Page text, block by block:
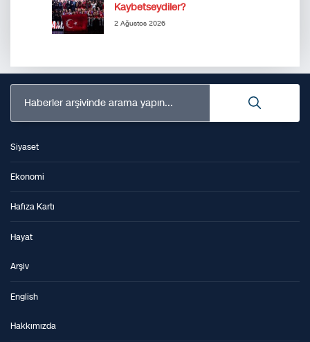
Kaybetseydiler?
2 Ağustos 2026
Haberler arşivinde arama yapın...
Siyaset
Ekonomi
Hafıza Kartı
Hayat
Arşiv
English
Hakkımızda